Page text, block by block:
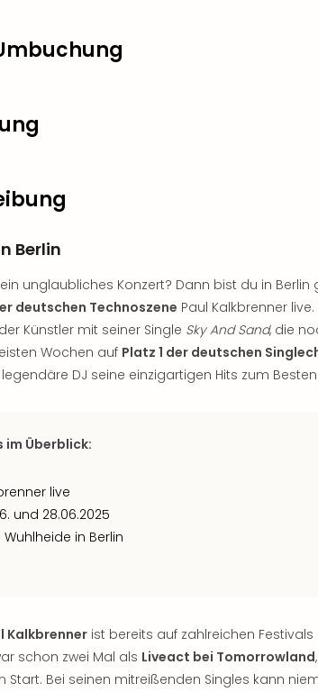
Berlin
unglaubliches Konzert? Dann bist du in Berlin
deutschen Technoszene Paul Kalkbrenner live.
Künstler mit seiner Single Sky And Sand, die
Wochen auf Platz 1 der deutschen
DJ seine einzigartigen Hits zum
im Überblick:
live
und 28.06.2025
in Berlin
Kalkbrenner ist bereits auf zahlreichen Festivals
schon zwei Mal als Liveact bei Tomorrowland
Start. Bei seinen mitreißenden Singles kann